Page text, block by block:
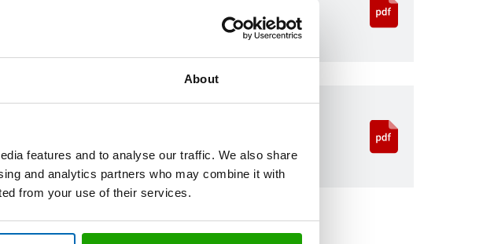
About
features and to analyse our traffic. We also share
and analytics partners who may combine it with
from your use of their services.
Sprache wählen
Fensterklebung